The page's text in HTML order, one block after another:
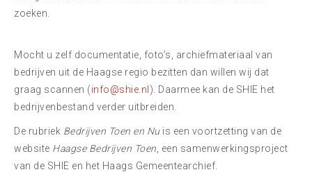
zoeken.
Mocht u zelf documentatie, foto’s, archiefmateriaal van
bedrijven uit de Haagse regio bezitten dan willen wij dat
graag scannen (info@shie.nl ). Daarmee kan de SHIE het
bedrijvenbestand verder uitbreiden.
De rubriek Bedrijven Toen en Nuis een voortzetting van de
website Haagse Bedrijven Toen , een samenwerkingsproject
van de SHIE en het Haags Gemeentearchief.